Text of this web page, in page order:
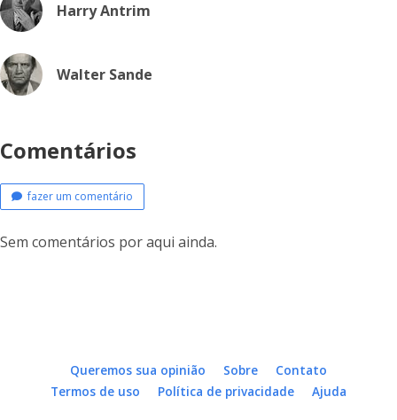
Harry Antrim
Walter Sande
Comentários
fazer um comentário
Sem comentários por aqui ainda.
Queremos sua opinião Sobre
Contato
Termos de uso
Política de privacidade Ajuda